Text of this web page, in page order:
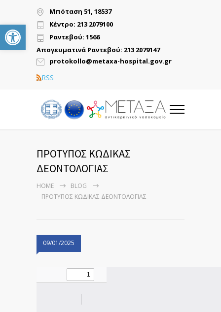
Ανοίξτε τη γραμμή εργαλείων
Μπόταση 51, 18537
Κέντρο: 213 2079100
Ραντεβού: 1566
Απογευματινά Ραντεβού: 213 2079147
protokollo@metaxa-hospital.gov.gr
RSS
ΠΡΟΤΥΠΟΣ ΚΩΔΙΚΑΣ
ΔΕΟΝΤΟΛΟΓΙΑΣ
HOME
BLOG
ΠΡΟΤΥΠΟΣ ΚΩΔΙΚΑΣ ΔΕΟΝΤΟΛΟΓΙΑΣ
09/01/2025